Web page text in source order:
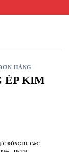
HÀNG
ÉP KIM